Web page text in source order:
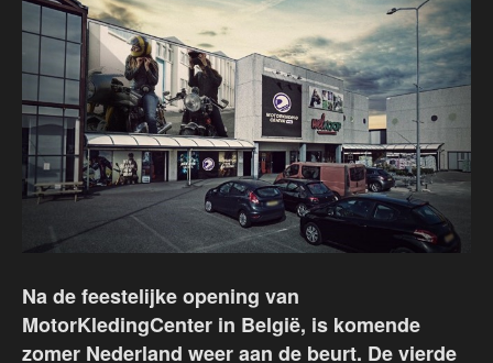
Na de feestelijke opening van
MotorKledingCenter in België, is komende
zomer Nederland weer aan de beurt. De vierde